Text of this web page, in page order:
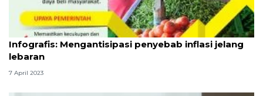
Infografik
Infografis: Mengantisipasi penyebab inflasi jelang
lebaran
7 April 2023